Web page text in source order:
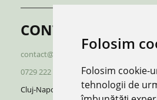
Folosim
Folosim cookie-
tehnologii de
CONTACT
contact@redboutique.ro
0729 222 920
0729 222 521
Cluj-Napoca | Romania